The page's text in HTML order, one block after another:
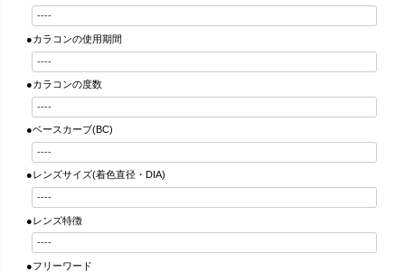
●カラコンの使用期間
●カラコンの度数
●ベースカーブ(BC)
●レンズサイズ(着色直径・DIA)
●レンズ特徴
●フリーワード